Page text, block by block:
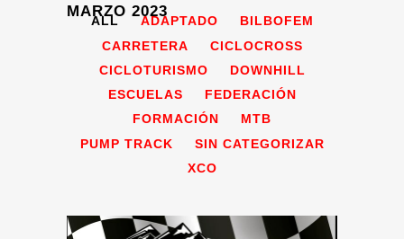
MARZO 2023
ALL ADAPTADO
BILBOFEM
CARRETERA
CICLOCROSS
CICLOTURISMO
DOWNHILL
ESCUELAS
FEDERACIÓN
FORMACIÓN
MTB
PUMP TRACK
SIN CATEGORIZAR
XCO